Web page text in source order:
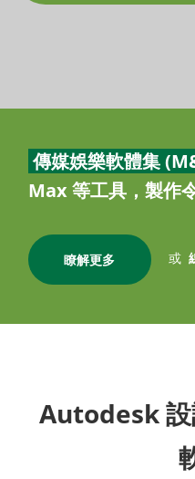
傳媒娛樂軟體集
Max 等工具，製作
瞭解更多 或
Autodesk 設